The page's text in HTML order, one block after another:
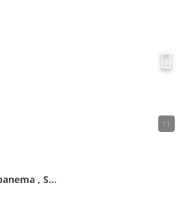
11
Mar del Plata esquina Ipanema , San Rafael